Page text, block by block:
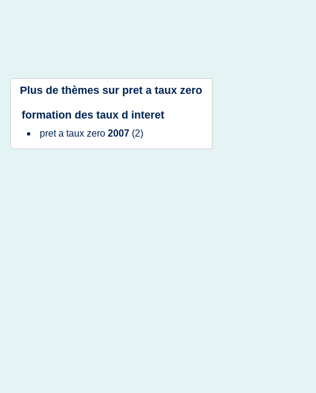
Plus de thèmes sur pret a taux zero
formation des taux d interet
preta taux zero 2007 (2)